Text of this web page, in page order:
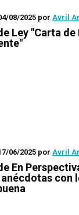
08/2025 por Avril
Ley "Carta de
06/2025 por Avril
En
con